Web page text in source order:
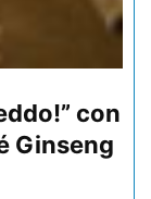
con
Ginseng